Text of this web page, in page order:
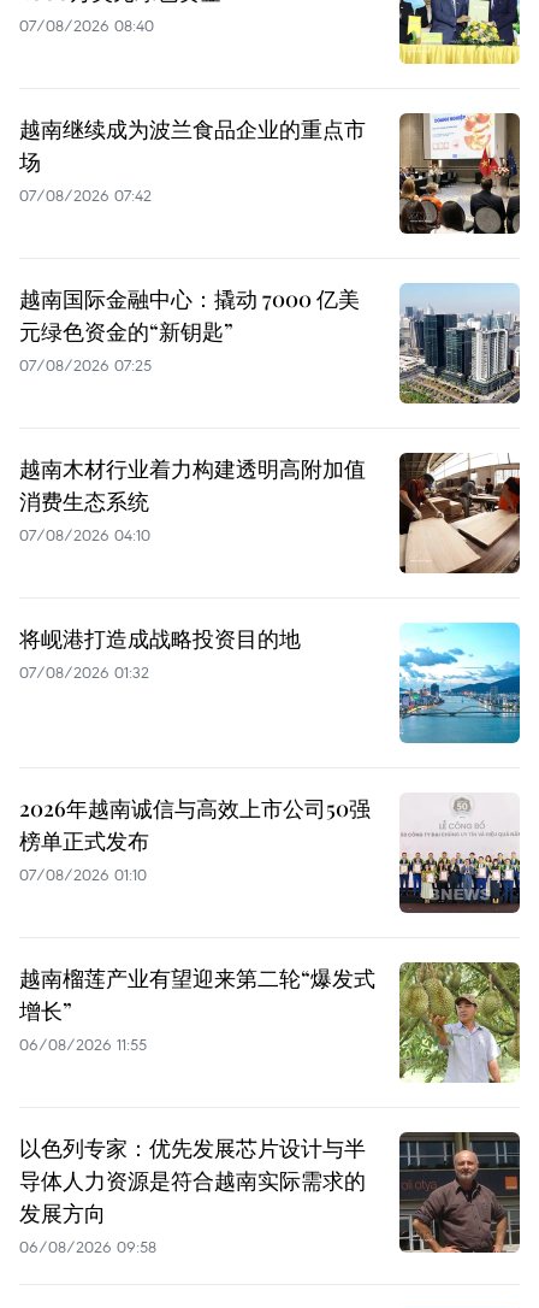
07/08/2026 08:40
越南继续成为波兰食品企业的重点市
场
07/08/2026 07:42
越南国际金融中心：撬动 7000 亿美
元绿色资金的“新钥匙”
07/08/2026 07:25
越南木材行业着力构建透明高附加值
消费生态系统
07/08/2026 04:10
将岘港打造成战略投资目的地
07/08/2026 01:32
2026年越南诚信与高效上市公司50强
榜单正式发布
07/08/2026 01:10
越南榴莲产业有望迎来第二轮“爆发式
增长”
06/08/2026 11:55
以色列专家：优先发展芯片设计与半
导体人力资源是符合越南实际需求的
发展方向
06/08/2026 09:58